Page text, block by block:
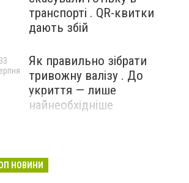
транспорті . QR-квитки
дають збій
Як правильно зібрати
тривожну валізу . До
укриття — лише
найнеобхідніше
НОВИНИ